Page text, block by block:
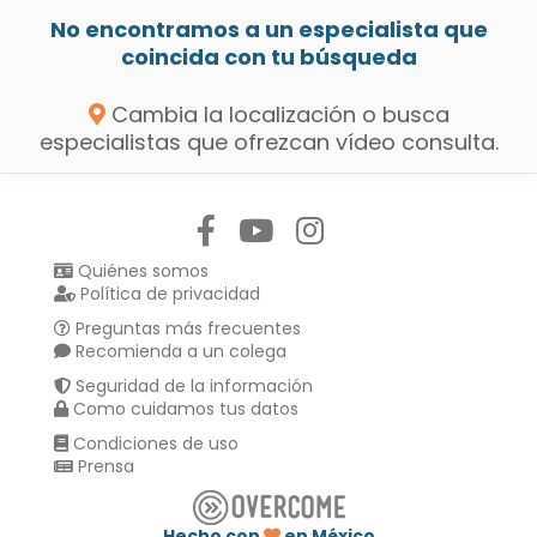
No encontramos a un especialista que
coincida con tu búsqueda
Cambia la localización o busca
especialistas que ofrezcan vídeo consulta.
Quiénes somos
Política de privacidad
Preguntas más frecuentes
Recomienda a un colega
Seguridad de la información
Como cuidamos tus datos
Condiciones de uso
Prensa